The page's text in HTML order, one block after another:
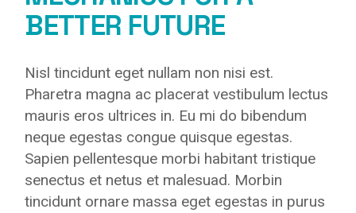
BETTER FUTURE
Nisl tincidunt eget nullam non nisi est.
Pharetra magna ac placerat vestibulum lectus
mauris eros ultrices in. Eu mi do bibendum
neque egestas congue quisque egestas.
Sapien pellentesque morbi habitant tristique
senectus et netus et malesuad. Morbin
tincidunt ornare massa eget egestas in purus